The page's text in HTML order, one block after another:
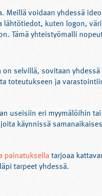
voidaan yhdessä
kuten logon,
Tämä yhteistyömalli
selvillä, sovitaan
toteutukseen ja
useisiin eri myymälöihin
käynnissä
painatuksellatarjoaa
tarpeet yhdessä.